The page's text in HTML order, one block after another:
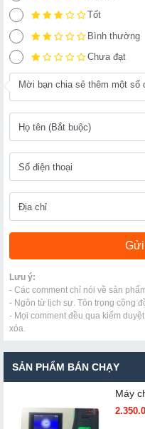
Tốt
Bình thường
Chưa đạt
Lưu ý:
- Các comment chỉ nói về sản
- Ngôn từ lịch sự. Tôn trọng cộng
- Mọi comment đều qua kiểm
xóa.
SẢN PHẨM BÁN CHẠY
Máy